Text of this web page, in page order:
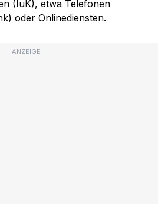
(IuK), etwa Telefonen
oder Onlinediensten.
ANZEIGE